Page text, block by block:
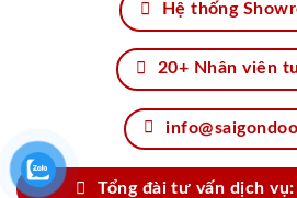
Hệ thống
20+ Nhân viên
Tổng đài tư vấn dịch